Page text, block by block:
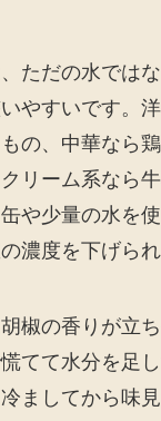
ただの水では
やすいです。
の、中華なら鶏
リーム系なら
や少量の水を
濃度を下げられ
椒の香りが立ち
てて水分を足
ましてから味